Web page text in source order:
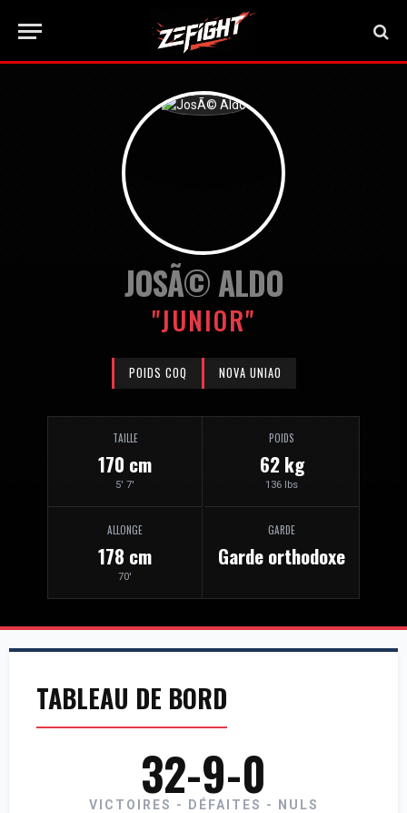
JOSÃ© ALDO
"JUNIOR"
POIDS COQ NOVA UNIAO
TAILLE
170 cm
5' 7'
POIDS
62 kg
136 lbs
ALLONGE
178 cm
70'
GARDE
Garde orthodoxe
TABLEAU DE BORD
32-9-0
VICTOIRES - DÉFAITES - NULS